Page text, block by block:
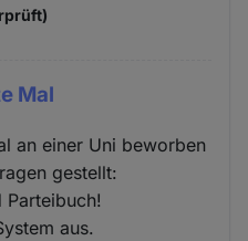
Mal
an einer Uni beworben
gestellt:
aus.